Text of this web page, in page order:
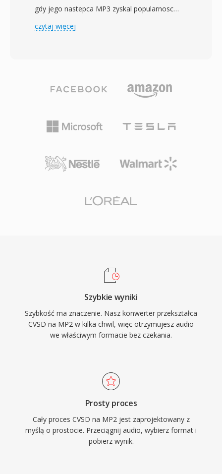
uklady scalone. Jedna z zalet jest prostota
implementacji — kodery i dekodery wymagaja
Odpornosc w warunkach zaszumionych to
kolejny atut, poniewaz bledy pojedynczych
uszkadzaja calych ramek. SoX zapewnia
umozliwiajac wspolczesnym systemom prace z
archiwalnymi nagraniami CVSD z archiwow
telekomunikacyjnej.
gdy jego nastepca MP3 zyskal popularnosc
wsrod konsumentow, MP2 wyrzezbil sobie
okreslenia progow maskowania, a nastepnie
podpasmo. Typowe wdrozenia emisyjne
uzywaja 192-384 kbps dla stereo, osiagajac
kodera i lepszej odpornosci na bledy niz Layer
kamer HDV nakazuja lub preferuja MP2.
dziesieciolecia po standaryzacji: lagodna
kluczowa dla sygnalow nadawanych drogami
radiowymi, minimalne opoznienie kodowania
odpowiednie dla lancuchow emisji na zywo
oraz ugruntowana akceptacja regulacyjna w
czytaj więcej
Szybkie wyniki
Szybkość ma znaczenie. Nasz konwerter przekształca
CVSD na MP2 w kilka chwil, więc otrzymujesz audio
we właściwym formacie bez czekania.
Prosty proces
Cały proces CVSD na MP2 jest zaprojektowany z
myślą o prostocie. Przeciągnij audio, wybierz format i
pobierz wynik.